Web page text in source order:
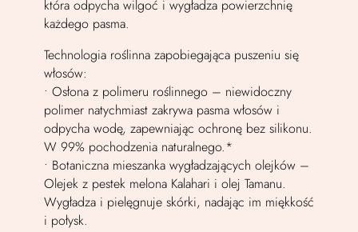
która odpycha wilgoć i wygładza powierzchnię
każdego pasma.
Technologia roślinna zapobiegająca puszeniu się
włosów:
• Osłona z polimeru roślinnego – niewidoczny
polimer natychmiast zakrywa pasma włosów i
odpycha wodę, zapewniając ochronę bez silikonu.
W 99% pochodzenia naturalnego.*
• Botaniczna mieszanka wygładzających olejków –
Olejek z pestek melona Kalahari i olej Tamanu.
Wygładza i pielęgnuje skórki, nadając im miękkość
i połysk.